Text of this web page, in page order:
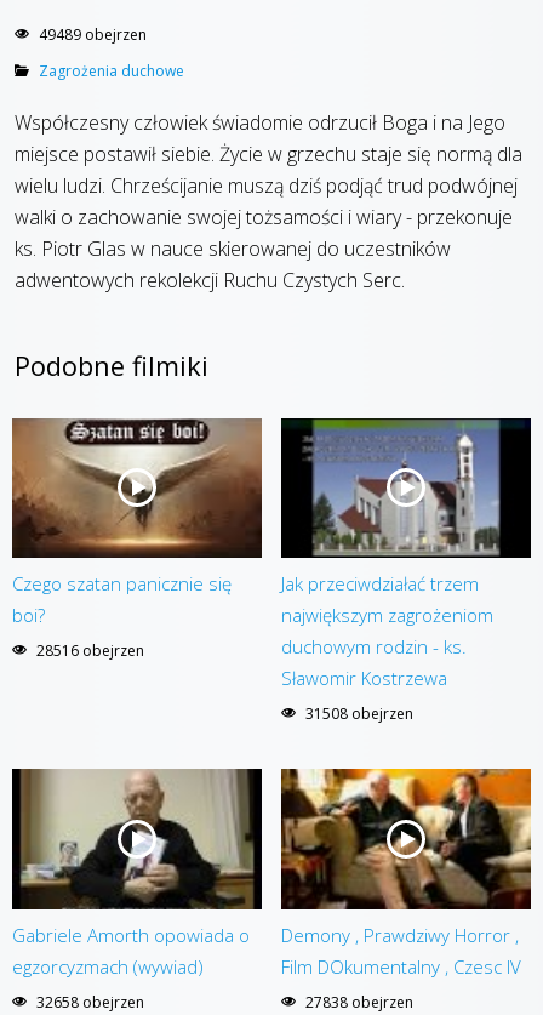
49489 obejrzen
Zagrożenia duchowe
Współczesny człowiek świadomie odrzucił Boga i na Jego
miejsce postawił siebie. Życie w grzechu staje się normą dla
wielu ludzi. Chrześcijanie muszą dziś podjąć trud podwójnej
walki o zachowanie swojej tożsamości i wiary - przekonuje
ks. Piotr Glas w nauce skierowanej do uczestników
adwentowych rekolekcji Ruchu Czystych Serc.
Podobne filmiki
Czego szatan panicznie się
boi?
28516 obejrzen
Jak przeciwdziałać trzem
największym zagrożeniom
duchowym rodzin - ks.
Sławomir Kostrzewa
31508 obejrzen
Gabriele Amorth opowiada o
egzorcyzmach (wywiad)
32658 obejrzen
Demony , Prawdziwy Horror ,
Film DOkumentalny , Czesc IV
27838 obejrzen